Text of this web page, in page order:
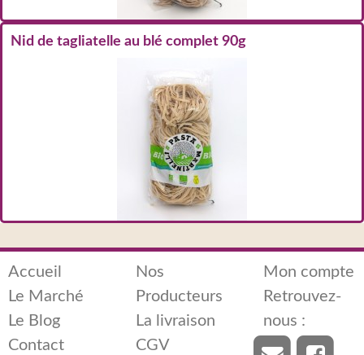
Nid de tagliatelle au blé complet 90g
Accueil
Le Marché
Le Blog
Contact
Nos
Producteurs
La livraison
CGV
Mon compte
Retrouvez-
nous :